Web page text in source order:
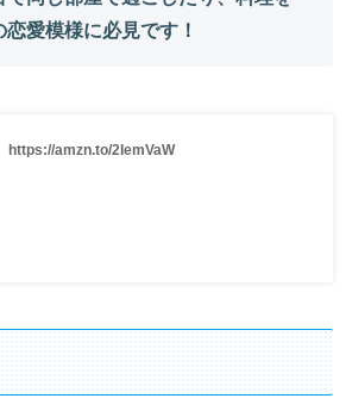
恋愛模様に必見です！
https://amzn.to/2IemVaW